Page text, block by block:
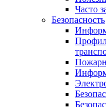
Часто
Безопасность